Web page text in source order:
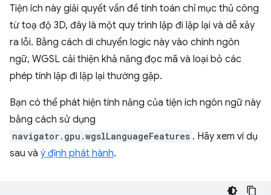
Tiện ích này giải quyết vấn đề tính toán chỉ mục thủ công
từ toạ độ 3D, đây là một quy trình lặp đi lặp lại và dễ xảy
ra lỗi. Bằng cách di chuyển logic này vào chính ngôn
ngữ, WGSL cải thiện khả năng đọc mã và loại bỏ các
phép tính lặp đi lặp lại thường gặp.
Bạn có thể phát hiện tính năng của tiện ích ngôn ngữ này
bằng cách sử dụng
navigator.gpu.wgslLanguageFeatures . Hãy xem ví dụ
sau và ý định phát hành.